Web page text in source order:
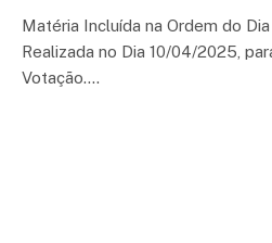
Matéria Incluída na Ordem do
Realizada no Dia 10/04/2025,
Votação.…